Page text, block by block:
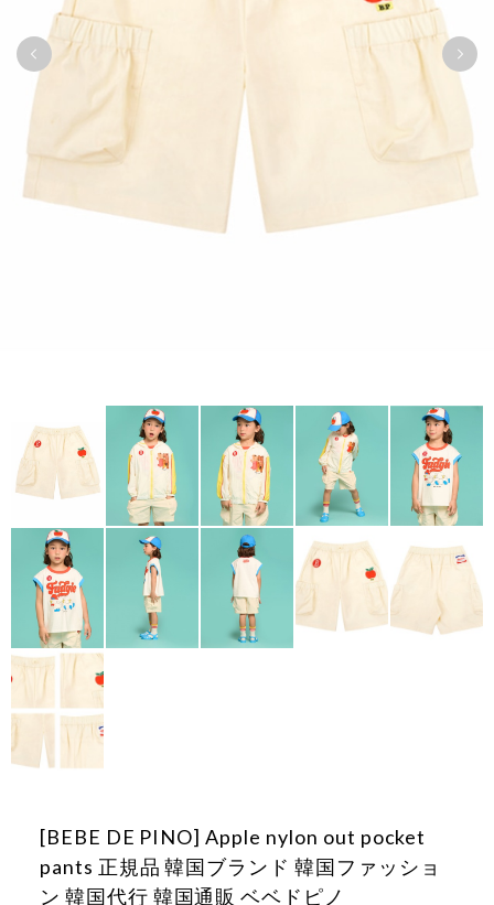
[BEBE DE PINO] Apple nylon out pocket
pants 正規品 韓国ブランド 韓国ファッショ
ン 韓国代行 韓国通販 ベベドピノ